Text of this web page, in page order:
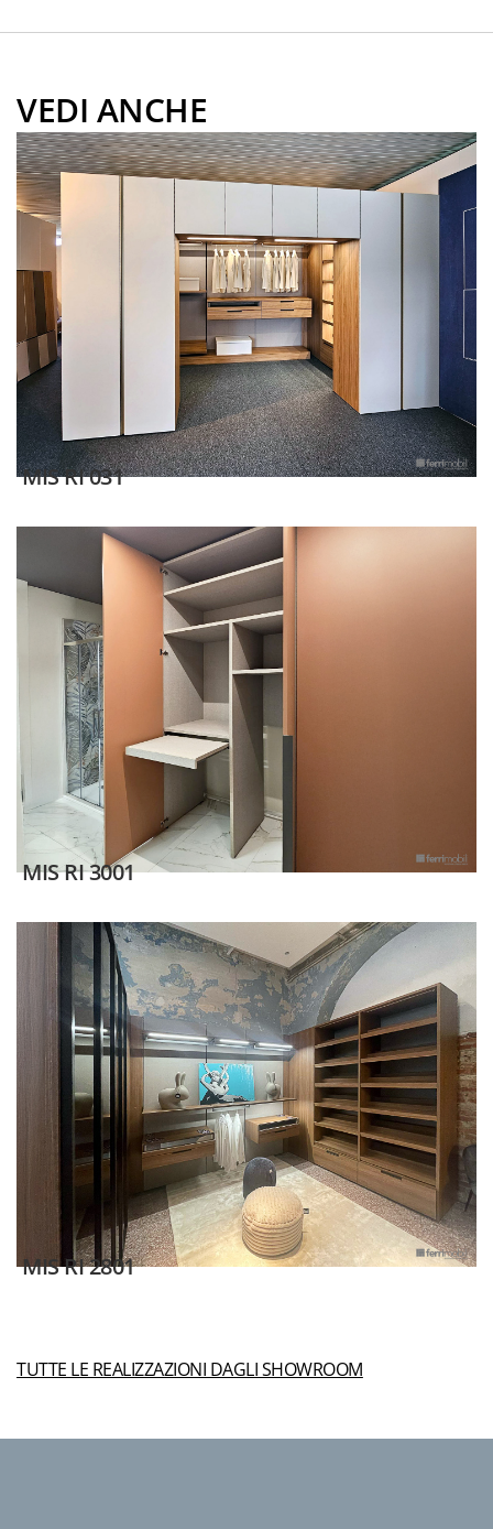
VEDI ANCHE
MIS RI 031
MIS RI 3001
MIS RI 2801
TUTTE LE REALIZZAZIONI DAGLI SHOWROOM